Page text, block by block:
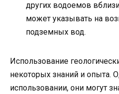
других водоемов
может указывать на
подземных вод.
Использование
некоторых знаний и опыта.
использовании, они могут